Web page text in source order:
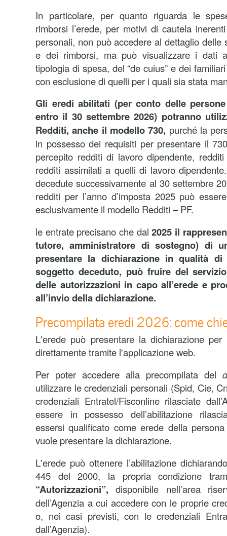
In particolare, per quanto riguarda le
rimborsi l’erede, per motivi di cautela
personali, non può accedere al dettaglio delle
e dei rimborsi, ma può visualizzare i dati
tipologia di spesa, del “de cuius” e dei
con esclusione di quelli per i quali sia stata
Gli eredi abilitati (per conto delle
entro il 30 settembre 2026) potranno
Redditi, anche il modello 730, purché la
in possesso dei requisiti per presentare il
percepito redditi di lavoro dipendente,
redditi assimilati a quelli di lavoro
decedute successivamente al 30 settembre
redditi per l’anno d’imposta 2025 può
esclusivamente il modello Redditi – PF.
le entrate precisano che dal2025 il
tutore, amministratore di sostegno) di
presentare la dichiarazione in qualità
soggetto deceduto, può fruire del
delle autorizzazioni in capo all’erede e
all’invio della dichiarazione.
Precompilata eredi 2026: come
L'erede può presentare la dichiarazione
direttamente tramite l'applicazione web.
Per poter accedere alla precompilata del
utilizzare le credenziali personali (Spid, Cie,
credenziali Entratel/Fisconline rilasciate
essere in possesso dell’abilitazione
essersi qualificato come erede della
vuole presentare la dichiarazione.
L'erede può ottenere l’abilitazione
445 del 2000, la propria condizione
“Autorizzazioni”, disponibile nell’area
dell’Agenzia a cui accedere con le proprie
o, nei casi previsti, con le credenziali
dall’Agenzia).